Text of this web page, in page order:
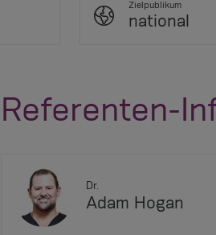
Zielpublikum
national
Referenten-
Dr.
Adam Hogan